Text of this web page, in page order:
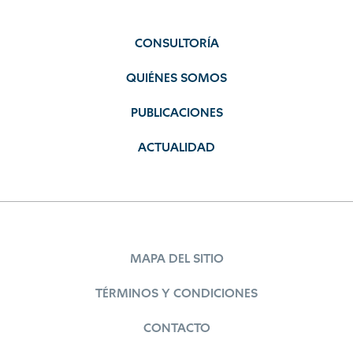
CONSULTORÍA
QUIÉNES SOMOS
PUBLICACIONES
ACTUALIDAD
MAPA DEL SITIO
TÉRMINOS Y CONDICIONES
CONTACTO